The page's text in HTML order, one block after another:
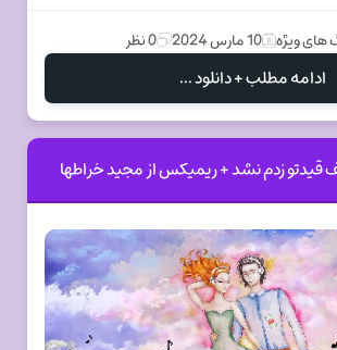
های ویژه 10 مارس 2024 0 نظر
ادامه مطلب + دانلود ...
قیدتو زدم نشد + ریمیکس از مجید خراطها